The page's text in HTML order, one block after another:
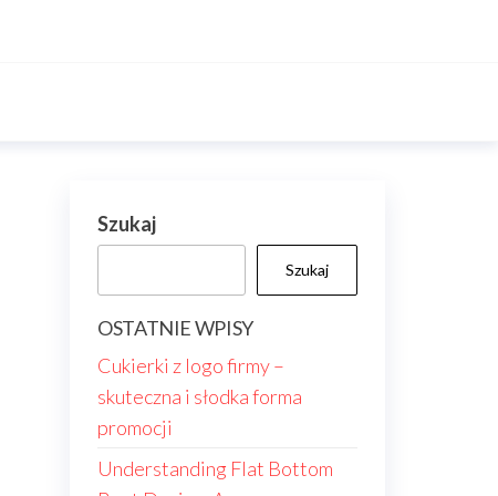
Szukaj
Szukaj
OSTATNIE WPISY
Cukierki z logo firmy –
skuteczna i słodka forma
promocji
Understanding Flat Bottom